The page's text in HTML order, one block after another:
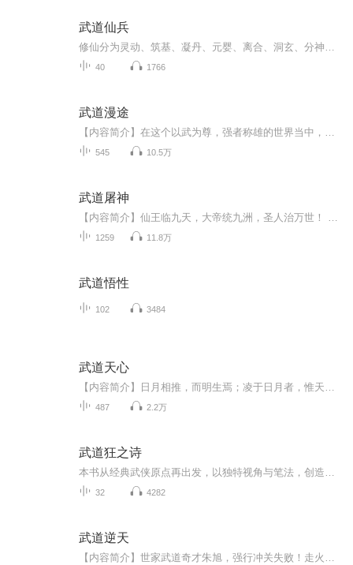
武道仙兵
40 1766
武道漫途
545 10.5万
武道屠神
1259 11.8万
武道悟性
102 3484
武道天心
487 2.2万
武道狂之诗
32 4282
武道逆天